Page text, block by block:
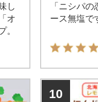
し
オ
。
本
「ニシパ
ース無塩で
10